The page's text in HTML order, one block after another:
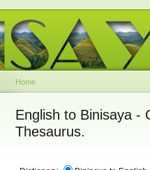
Home
English to Binisaya -
Thesaurus.